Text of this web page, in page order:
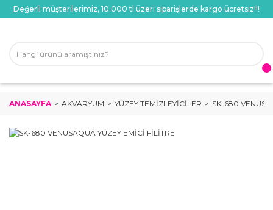
Değerli müşterilerimiz, 10.000 tl üzeri siparişlerde kargo ücretsiz!!!
ANASAYFA AKVARYUM YÜZEY TEMIZLEYICILER SK-680